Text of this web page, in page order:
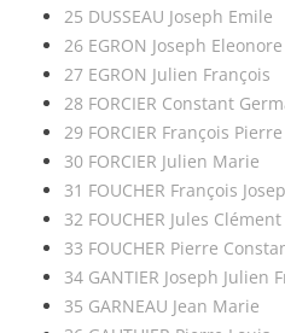
25 DUSSEAU Joseph Emile
26 EGRON Joseph
27 EGRON Julien François
28 FORCIER Constant
29 FORCIER François
30 FORCIER Julien Marie
31 FOUCHER François
32 FOUCHER Jules
33 FOUCHER Pierre
34 GANTIER Joseph Julien
35 GARNEAU Jean Marie